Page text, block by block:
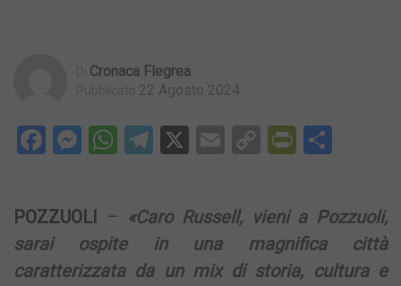
Cronaca Flegrea
22 Agosto 2024
Facebook
Messenger
WhatsApp
Telegram
X EmailCopy
POZZUOLI – «Caro Russell, vieni a Pozzuoli,
sarai ospite in una magnifica città
caratterizzata da un mix di storia, cultura e